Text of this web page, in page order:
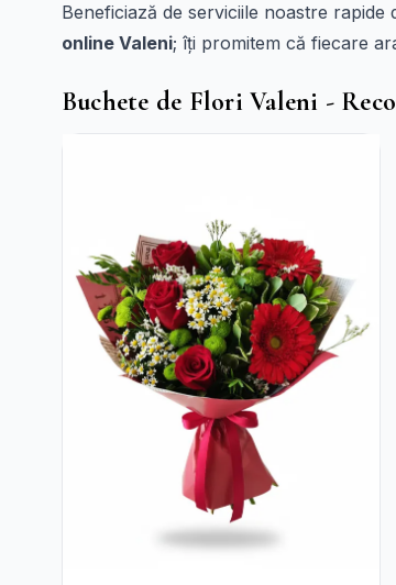
Beneficiază de serviciile noastre
online Valeni; îți promitem că fiecare
Buchete de Flori Valeni -